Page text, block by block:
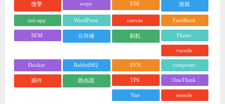
微擎 wepy ES6 游戏
uni-app WordPress canvas FaceBook
SEM 云存储 刷机 Flutter
vscode
Docker RabbitMQ SVN composer
插件 路由器 TP6 OneThink
Vue swoole